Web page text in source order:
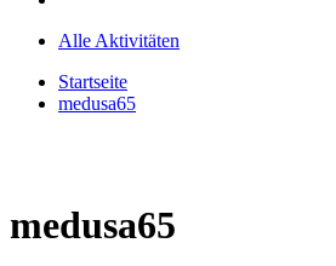
Alle Aktivitäten
Startseite
medusa65
medusa65